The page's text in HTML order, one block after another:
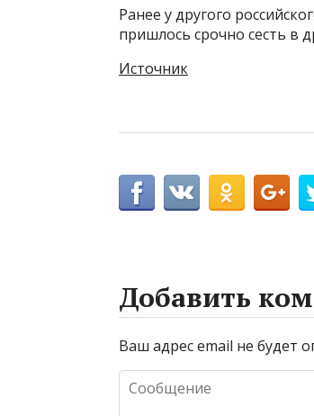
Ранее у другого
пришлось срочно сесть в
Источник
Добавить
Ваш адрес email не будет